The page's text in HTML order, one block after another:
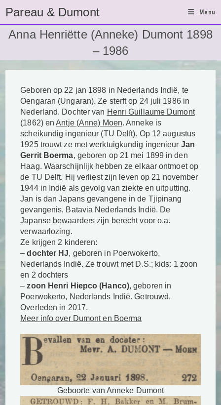
naar
inhoud
Pareau & Dumont Menu
Anna Henriëtte (Anneke) Dumont 1898
– 1986
Geboren op 22 jan 1898 in Nederlands Indië, te
Oengaran (Ungaran). Ze sterft op 24 juli 1986 in
Nederland. Dochter van Henri Guillaume Dumont
(1862) enAntje (Anne) Moen. Annekeis
scheikundig ingenieur (TU Delft). Op 12 augustus
1925 trouwt ze met werktuigkundig ingenieur Jan
Gerrit Boerma, geboren op 21 mei 1899 in den
Haag. Waarschijnlijk hebben ze elkaar ontmoet op
de TU Delft. Hij verliest zijn leven op 21 november
1944 in Indië als gevolg van ziekte en uitputting.
Jan is dan Japans gevangene in de Tjipinang
gevangenis, Batavia Nederlands Indië. De
Japanse bewaarders zijn berecht voor o.a.
verwaarlozing.
Ze krijgen 2 kinderen:
–dochter HJ, geboren in Poerwokerto,
Nederlands Indië. Ze trouwt met D.S.; kids: 1 zoon
en 2 dochters
–zoon Henri Hiepco (Hanco), geboren in
Poerwokerto, Nederlands Indië. Getrouwd.
Overleden in 2017.
Meer info over Dumont en Boerma
Geboorte van Anneke Dumont